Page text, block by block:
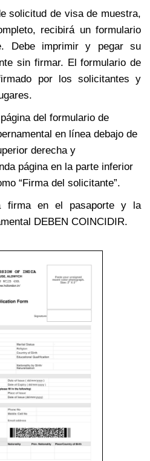
solicitud de visa de muestra,
recibirá un formulario
Debe imprimir y pegar su
sin firmar. El formulario de
por los solicitantes y
del formulario de
en línea debajo de
derecha y
página en la parte inferior
“Firma del solicitante”.
en el pasaporte y la
DEBEN COINCIDIR.